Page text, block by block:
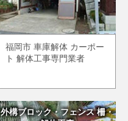
福岡市 車庫解体 カーポー
ト 解体工事専門業者
外構ブロック・フェンス 柵・